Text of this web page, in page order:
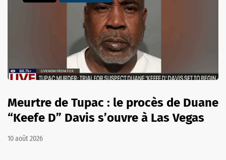
Meurtre de Tupac : le procès de Duane
“Keefe D” Davis s’ouvre à Las Vegas
10 août 2026